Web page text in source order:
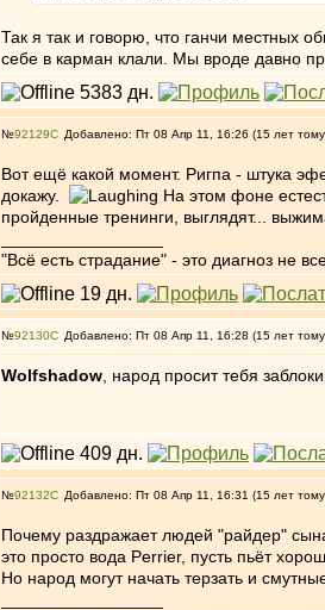
Так я так и говорю, что ганчи местных
себе в карман клали. Мы вроде давно
№92129 Добавлено: Пт 08 Апр 11, 16:26 (15 лет
Вот ещё какой момент. Ригпа - штука
докажу.
На этом фоне
пройденные тренинги, выглядят...
"Всё есть страдание" - это диагноз не
№92130 Добавлено: Пт 08 Апр 11, 16:28 (15 лет
Wolfshadow , народ просит тебя
№92132 Добавлено: Пт 08 Апр 11, 16:31 (15 лет
Почему раздражает людей "райдер"
это просто вода Perrier, пусть пьёт
Но народ могут начать терзать и